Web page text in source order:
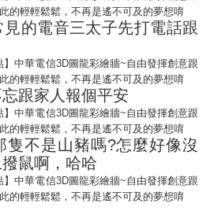
的電音三太子先打電話跟
跟家人報個平安
隻不是山豬嗎?怎麼好像沒
鼠啊，哈哈